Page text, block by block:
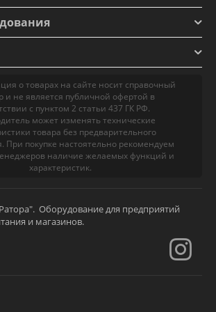
о товарах на сайте носит справочный
и не является публичной офертой в
с пунктом 2 статьи 437 ГК РФ.
может изменять технические
товара без предварительного
При покупке настоятельно рекомендуем
наличие желаемых функций и
характеристик.
Оборудование для предприятий
и магазинов.